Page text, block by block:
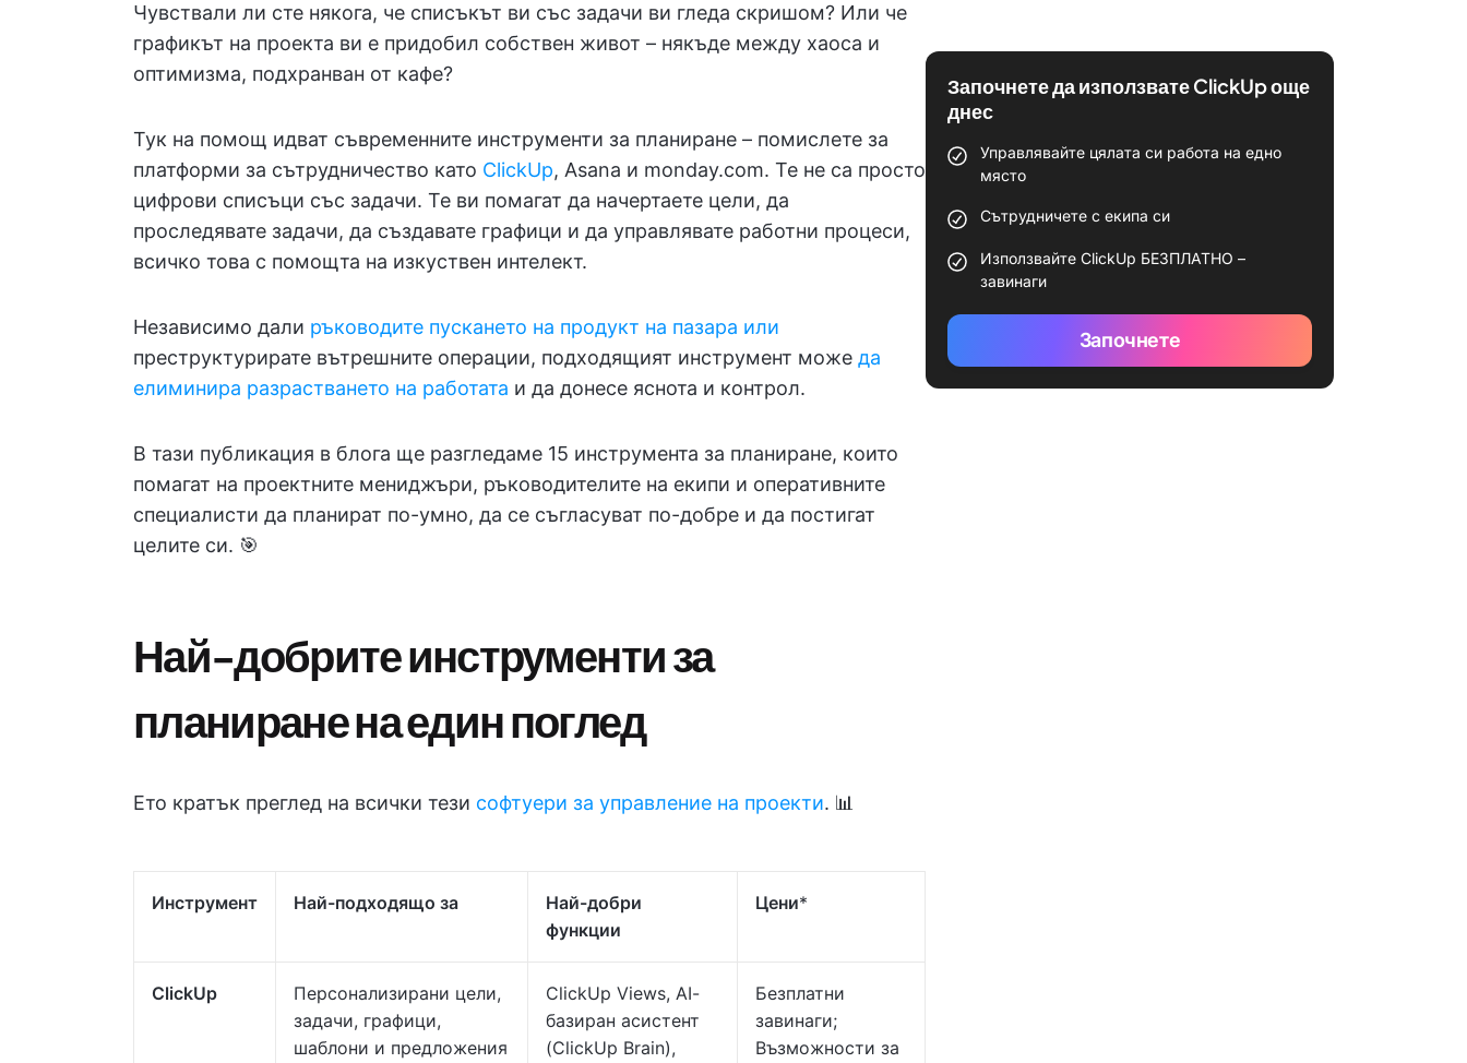
Чувствали ли сте някога, че списъкът ви със задачи ви гледа скришом? Или че
графикът на проекта ви е придобил собствен живот – някъде между хаоса и
оптимизма, подхранван от кафе?
Тук на помощ идват съвременните инструменти за планиране – помислете за
платформи за сътрудничество като ClickUp, Asana и monday.com. Те не са просто
цифрови списъци със задачи. Те ви помагат да начертаете цели, да
проследявате задачи, да създавате графици и да управлявате работни процеси,
всичко това с помощта на изкуствен интелект.
Независимо дали ръководите пускането на продукт на пазара или
преструктурирате вътрешните операции, подходящият инструмент може да
елиминира разрастването на работата и да донесе яснота и контрол.
В тази публикация в блога ще разгледаме 15 инструмента за планиране, които
помагат на проектните мениджъри, ръководителите на екипи и оперативните
специалисти да планират по-умно, да се съгласуват по-добре и да постигат
целите си. 🎯
Най-добрите инструменти за
планиране на един поглед
Ето кратък преглед на всички тези софтуери за управление на проекти. 📊
Инструмент Най-подходящо за
Най-добри
функции
Цени*
ClickUp
Персонализирани цели,
задачи, графици,
шаблони и предложения
ClickUp Views, AI-
базиран асистент
(ClickUp Brain),
Безплатни
завинаги;
Възможности за
Започнете да използвате ClickUp още
днес
Управлявайте цялата си работа на едно
място
Сътрудничете с екипа си
Използвайте ClickUp БЕЗПЛАТНО –
завинаги
Започнете